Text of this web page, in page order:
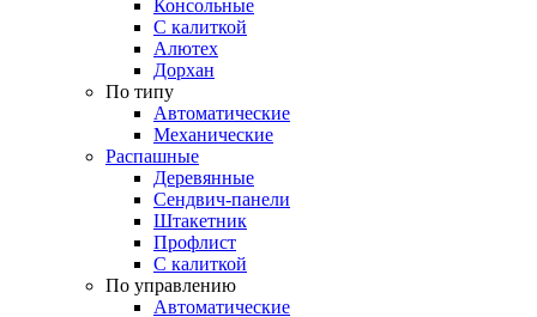
Консольные
С калиткой
Алютех
Дорхан
По типу
Автоматические
Механические
Распашные
Деревянные
Сендвич-панели
Штакетник
Профлист
С калиткой
По управлению
Автоматические